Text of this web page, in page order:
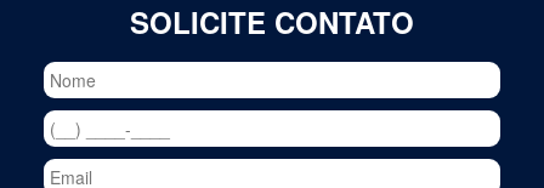
SOLICITE CONTATO